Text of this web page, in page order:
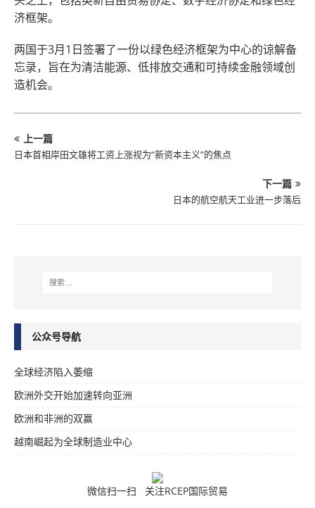
济框架。
两国于3月1日签署了一份以绿色经济框架为中心的谅解备
忘录，旨在为清洁能源、低排放交通和可持续金融领域创
造机会。
上一篇
日本首相岸田文雄将工资上涨视为“新资本主义”的焦点
下一篇
日本的航空航天工业进一步落后
公众号导航
全球经济陷入萎缩
欧洲外交开始加速转向亚洲
欧洲和非洲的双赢
越南崛起为全球制造业中心
微信扫一扫 关注RCEP国际贸易